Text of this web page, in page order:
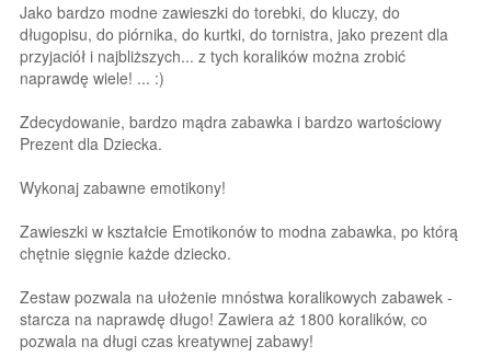
Jako bardzo modne zawieszki do torebki, do kluczy, do
długopisu, do piórnika, do kurtki, do tornistra, jako prezent dla
przyjaciół i najbliższych... z tych koralików można zrobić
naprawdę wiele! ... :)
Zdecydowanie, bardzo mądra zabawka i bardzo wartościowy
Prezent dla Dziecka.
Wykonaj zabawne emotikony!
Zawieszki w kształcie Emotikonów to modna zabawka, po którą
chętnie sięgnie każde dziecko.
Zestaw pozwala na ułożenie mnóstwa koralikowych zabawek -
starcza na naprawdę długo! Zawiera aż 1800 koralików, co
pozwala na długi czas kreatywnej zabawy!